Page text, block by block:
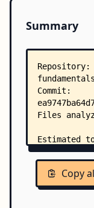
Summary
Copy